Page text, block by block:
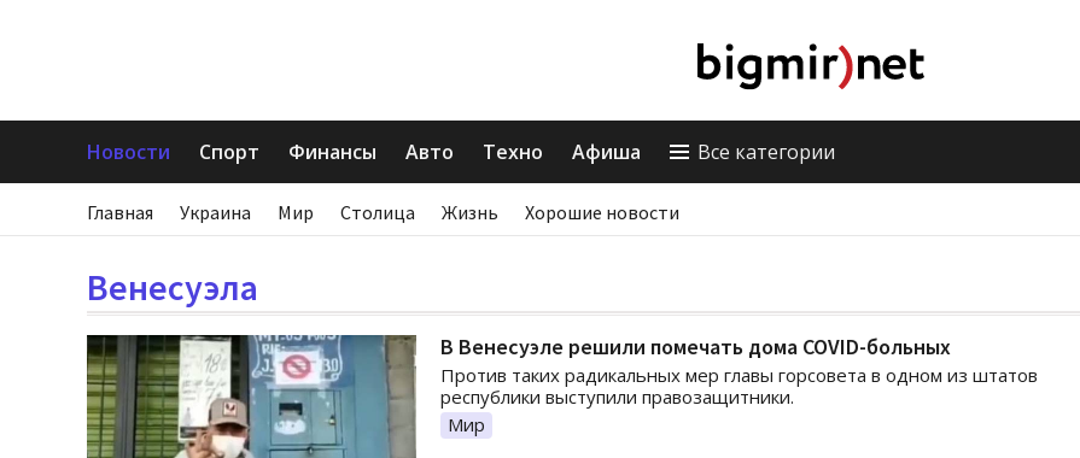
Новости Спорт Финансы Авто Техно Афиша Все категории
Главная Украина Мир Столица Жизнь Хорошие новости
Венесуэла
В Венесуэле решили помечать дома COVID-больных
Против таких радикальных мер главы горсовета в одном из штатов
республики выступили правозащитники.
Мир